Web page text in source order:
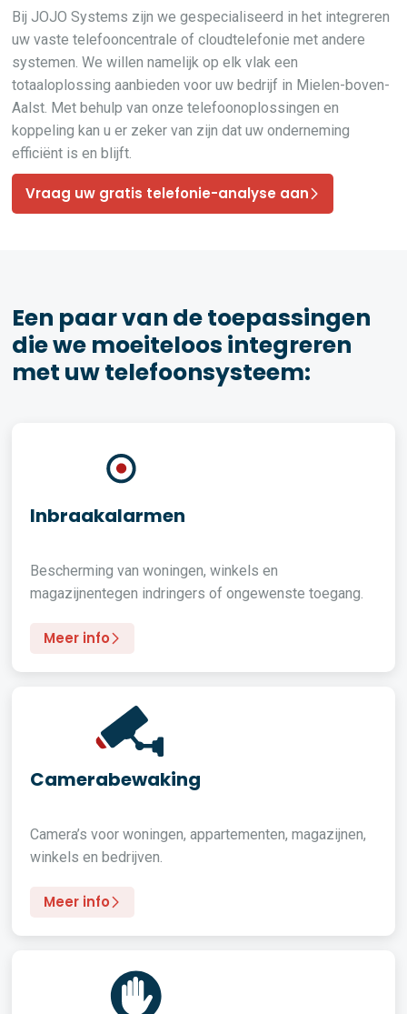
Bij JOJO Systems zijn we gespecialiseerd in het integreren
uw vaste telefooncentrale of cloudtelefonie met andere
systemen. We willen namelijk op elk vlak een
totaaloplossing aanbieden voor uw bedrijf in Mielen-boven-
Aalst. Met behulp van onze telefoonoplossingen en
koppeling kan u er zeker van zijn dat uw onderneming
efficiënt is en blijft.
Vraag uw gratis telefonie-analyse aan
Een paar van de toepassingen
die we moeiteloos integreren
met uw telefoonsysteem:
Inbraakalarmen
Bescherming van woningen, winkels en
magazijnentegen indringers of ongewenste toegang.
Meer info
Camerabewaking
Camera’s voor woningen, appartementen, magazijnen,
winkels en bedrijven.
Meer info